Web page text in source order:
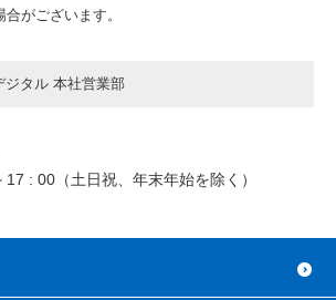
がございます。
ジタル 本社営業部
: 00（土日祝、年末年始を除く）